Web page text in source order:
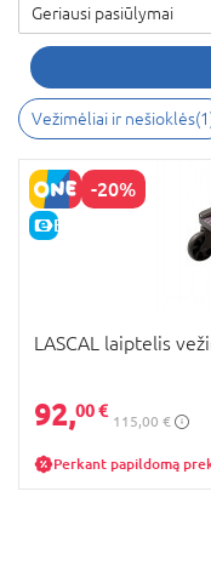
Geriausi pasiūlymai
Vežimėliai ir nešioklės(1
-20%
E-KAINA
LASCAL laiptelis
92,00 €
115,00 €
Perkant papildomą